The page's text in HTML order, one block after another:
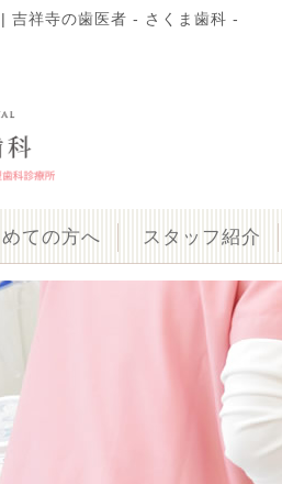
吉祥寺の歯医者 - さくま歯科 -
ての方へ スタッフ紹介